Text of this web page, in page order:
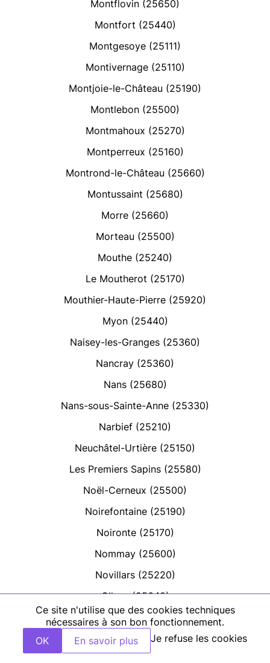
Montflovin (25650)
Montfort (25440)
Montgesoye (25111)
Montivernage (25110)
Montjoie-le-Château (25190)
Montlebon (25500)
Montmahoux (25270)
Montperreux (25160)
Montrond-le-Château (25660)
Montussaint (25680)
Morre (25660)
Morteau (25500)
Mouthe (25240)
Le Moutherot (25170)
Mouthier-Haute-Pierre (25920)
Myon (25440)
Naisey-les-Granges (25360)
Nancray (25360)
Nans (25680)
Nans-sous-Sainte-Anne (25330)
Narbief (25210)
Neuchâtel-Urtière (25150)
Les Premiers Sapins (25580)
Noël-Cerneux (25500)
Noirefontaine (25190)
Noironte (25170)
Nommay (25600)
Novillars (25220)
Ollans (25640)
Onans (25250)
Orchamps-Vennes (25390)
Ce site n'utilise que des cookies techniques
nécessaires à son bon fonctionnement.
OK
En savoir plus Je refuse les cookies